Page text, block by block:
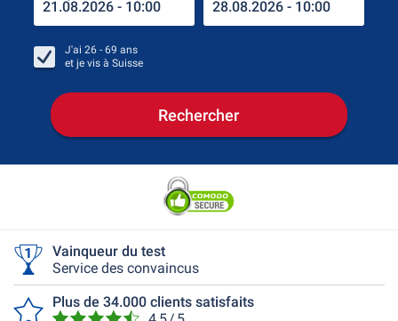
J'ai 26 - 69 ans
et je vis à Suisse
Rechercher
Vainqueur du test
Service des convaincus
Plus de 34.000 clients satisfaits